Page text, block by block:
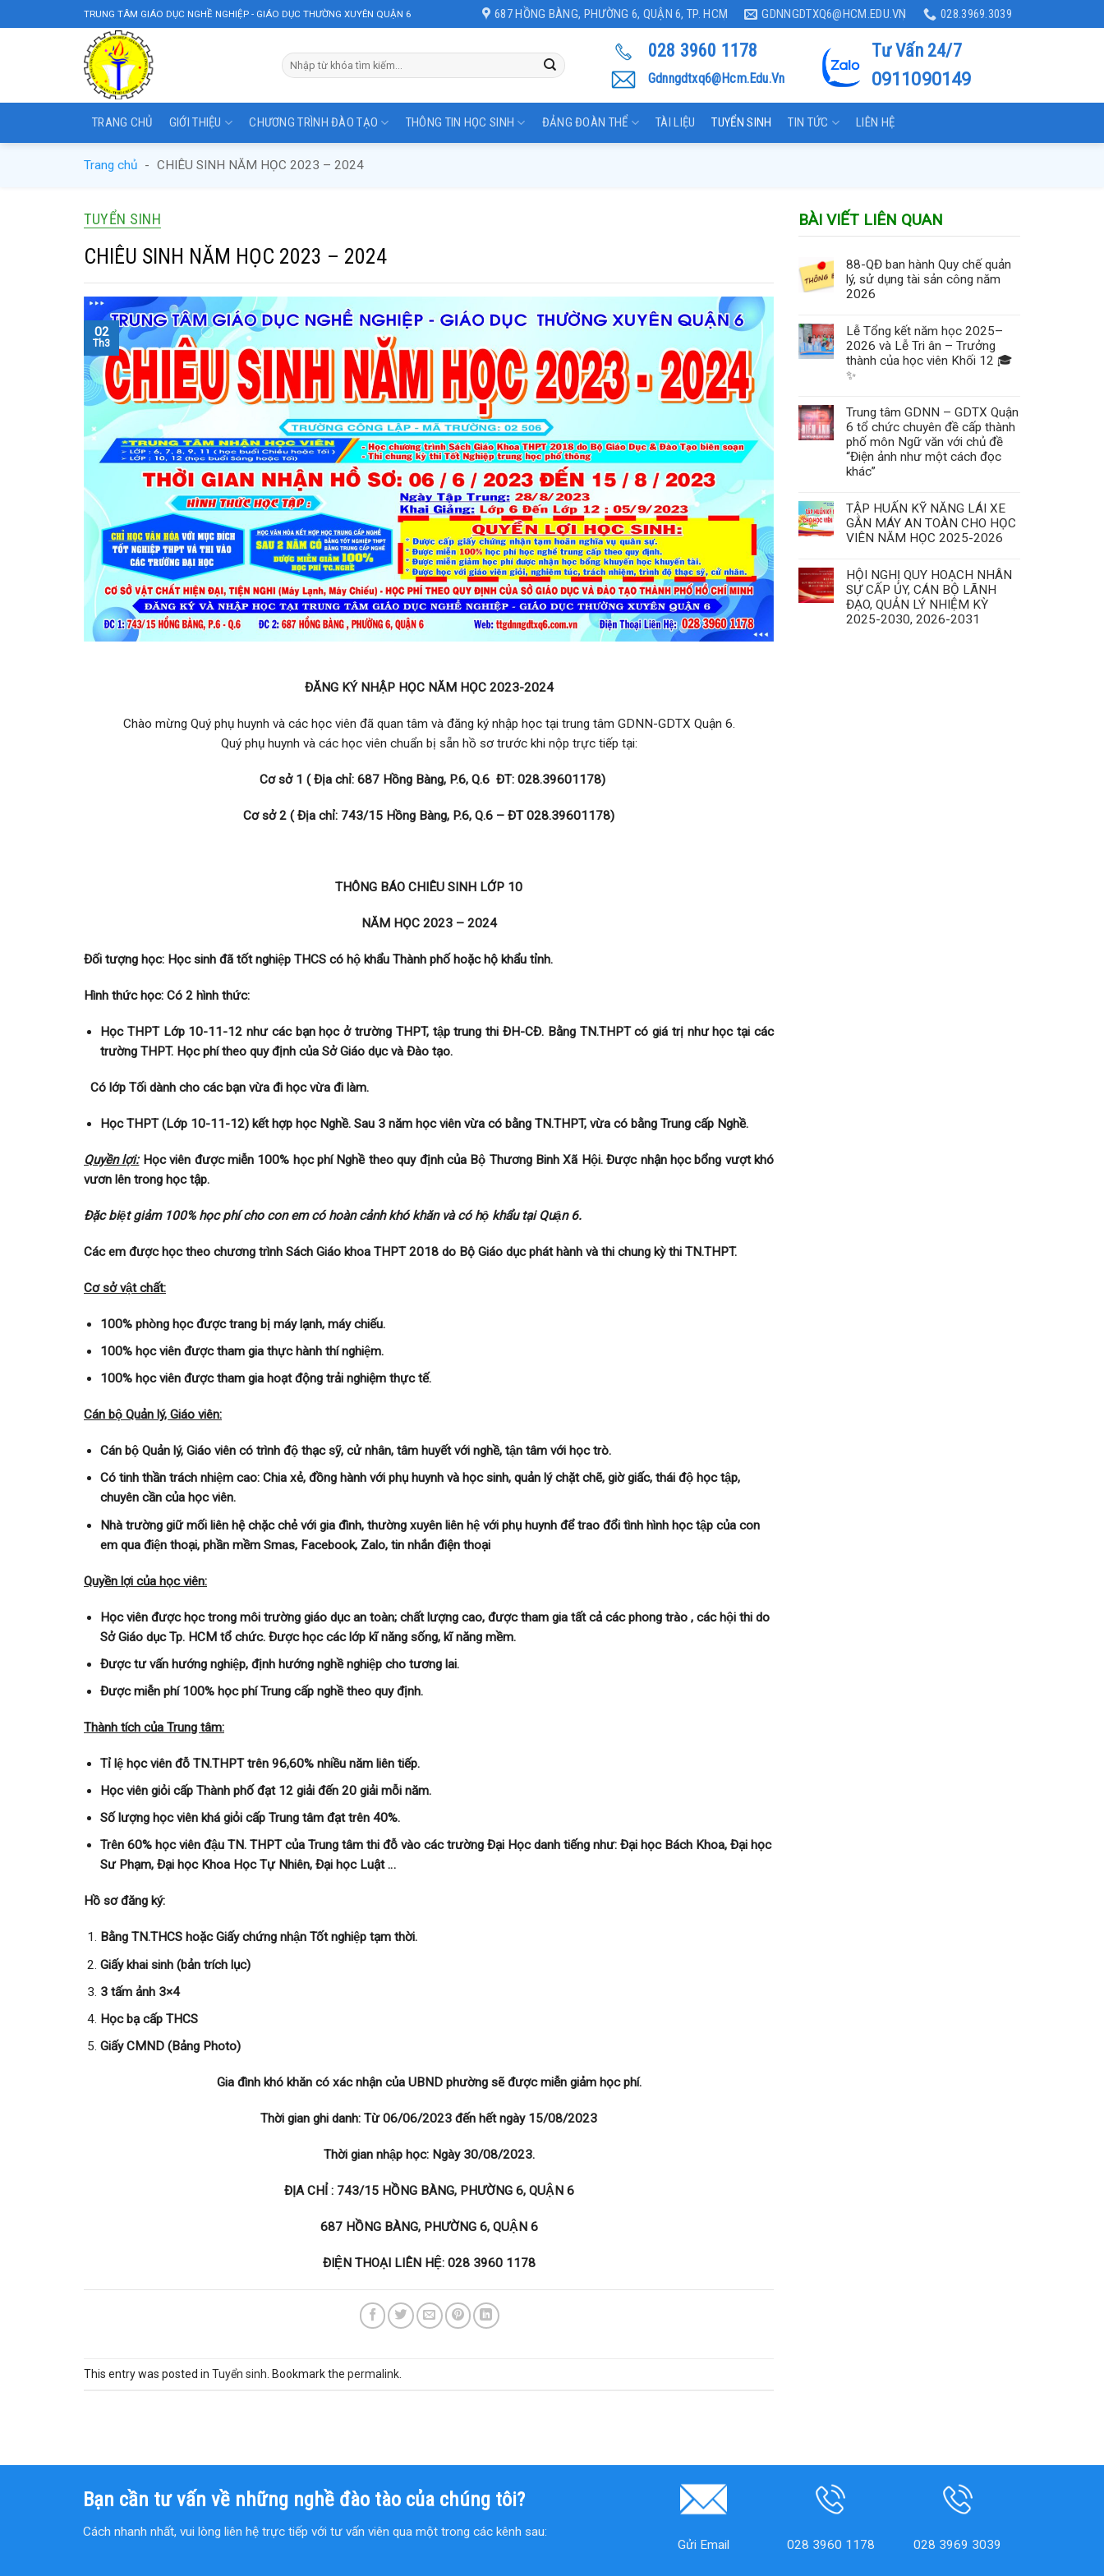
to
TRUNG TÂM GIÁO DỤC NGHỀ NGHIỆP - GIÁO DỤC THƯỜNG XUYÊN QUẬN 6 687 HỒNG BÀNG, PHƯỜNG 6, QUẬN 6, TP. HCM GDNNGDTXQ6@HCM.EDU.VN 028.3969.3039
028 3960 1178
Gdnngdtxq6@hcm.edu.vn
Tư Vấn 24/7
0911090149
TRANG CHỦ GIỚI THIỆU CHƯƠNG TRÌNH ĐÀO TẠO THÔNG TIN HỌC SINH ĐẢNG ĐOÀN THỂ TÀI LIỆU TUYỂN SINH TIN TỨC LIÊN HỆ
Trang chủ - CHIÊU SINH NĂM HỌC 2023 – 2024
TUYỂN SINH
CHIÊU SINH NĂM HỌC 2023 – 2024
02
Th3
ĐĂNG KÝ NHẬP HỌC NĂM HỌC 2023-2024
Chào mừng Quý phụ huynh và các học viên đã quan tâm và đăng ký nhập học tại trung tâm GDNN-GDTX Quận 6.
Quý phụ huynh và các học viên chuẩn bị sẵn hồ sơ trước khi nộp trực tiếp tại:
Cơ sở 1 ( Địa chỉ: 687 Hồng Bàng, P.6, Q.6 ĐT: 028.39601178)
Cơ sở 2 ( Địa chỉ: 743/15 Hồng Bàng, P.6, Q.6 – ĐT 028.39601178)
THÔNG BÁO CHIÊU SINH LỚP 10
NĂM HỌC 2023 – 2024
Đối tượng học: Học sinh đã tốt nghiệp THCS có hộ khẩu Thành phố hoặc hộ khẩu tỉnh.
Hình thức học: Có 2 hình thức:
Học THPT Lớp 10-11-12 như các bạn học ở trường THPT, tập trung thi ĐH-CĐ. Bằng TN.THPT có giá trị như học tại các
trường THPT. Học phí theo quy định của Sở Giáo dục và Đào tạo.
Có lớp Tối dành cho các bạn vừa đi học vừa đi làm.
Học THPT (Lớp 10-11-12) kết hợp học Nghề. Sau 3 năm học viên vừa có bằng TN.THPT, vừa có bằng Trung cấp Nghề.
Quyền lợi:Học viên được miễn 100% học phí Nghề theo quy định của Bộ Thương Binh Xã Hội. Được nhận học bổng vượt khó
vươn lên trong học tập.
Đặc biệt giảm 100% học phí cho con em có hoàn cảnh khó khăn và có hộ khẩu tại Quận 6.
Các em được học theo chương trình Sách Giáo khoa THPT 2018 do Bộ Giáo dục phát hành và thi chung kỳ thi TN.THPT.
Cơ sở vật chất:
100% phòng học được trang bị máy lạnh, máy chiếu.
100% học viên được tham gia thực hành thí nghiệm.
100% học viên được tham gia hoạt động trải nghiệm thực tế.
Cán bộ Quản lý, Giáo viên:
Cán bộ Quản lý, Giáo viên có trình độ thạc sỹ, cử nhân, tâm huyết với nghề, tận tâm với học trò.
Có tinh thần trách nhiệm cao: Chia xẻ, đồng hành với phụ huynh và học sinh, quản lý chặt chẽ, giờ giấc, thái độ học tập,
chuyên cần của học viên.
Nhà trường giữ mối liên hệ chặc chẻ với gia đình, thường xuyên liên hệ với phụ huynh để trao đổi tình hình học tập của con
em qua điện thoại, phần mềm Smas, Facebook, Zalo, tin nhắn điện thoại
Quyền lợi của học viên:
Học viên được học trong môi trường giáo dục an toàn; chất lượng cao, được tham gia tất cả các phong trào , các hội thi do
Sở Giáo dục Tp. HCM tổ chức. Được học các lớp kĩ năng sống, kĩ năng mềm.
Được tư vấn hướng nghiệp, định hướng nghề nghiệp cho tương lai.
Được miễn phí 100% học phí Trung cấp nghề theo quy định.
Thành tích của Trung tâm:
Tỉ lệ học viên đỗ TN.THPT trên 96,60% nhiều năm liên tiếp.
Học viên giỏi cấp Thành phố đạt 12 giải đến 20 giải mỗi năm.
Số lượng học viên khá giỏi cấp Trung tâm đạt trên 40%.
Trên 60% học viên đậu TN. THPT của Trung tâm thi đỗ vào các trường Đại Học danh tiếng như: Đại học Bách Khoa, Đại học
Sư Phạm, Đại học Khoa Học Tự Nhiên, Đại học Luật …
Hồ sơ đăng ký:
Bằng TN.THCS hoặc Giấy chứng nhận Tốt nghiệp tạm thời.
Giấy khai sinh (bản trích lục)
3 tấm ảnh 3×4
Học bạ cấp THCS
Giấy CMND (Bảng Photo)
Gia đình khó khăn có xác nhận của UBND phường sẽ được miễn giảm học phí.
Thời gian ghi danh: Từ 06/06/2023 đến hết ngày 15/08/2023
Thời gian nhập học: Ngày 30/08/2023.
ĐỊA CHỈ : 743/15 HỒNG BÀNG, PHƯỜNG 6, QUẬN 6
687 HỒNG BÀNG, PHƯỜNG 6, QUẬN 6
ĐIỆN THOẠI LIÊN HỆ: 028 3960 1178
This entry was posted in Tuyển sinh . Bookmark the permalink
BÀI VIẾT LIÊN QUAN
88-QĐ ban hành Quy chế quản
lý, sử dụng tài sản công năm
2026
Lễ Tổng kết năm học 2025–
2026 và Lễ Tri ân – Trưởng
thành của học viên Khối 12 🎓
✨
Trung tâm GDNN – GDTX Quận
6 tổ chức chuyên đề cấp thành
phố môn Ngữ văn với chủ đề
“Điện ảnh như một cách đọc
khác”
TẬP HUẤN KỸ NĂNG LÁI XE
GẮN MÁY AN TOÀN CHO HỌC
VIÊN NĂM HỌC 2025-2026
HỘI NGHỊ QUY HOẠCH NHÂN
SỰ CẤP ỦY, CÁN BỘ LÃNH
ĐẠO, QUẢN LÝ NHIỆM KỲ
2025-2030, 2026-2031
Bạn cần tư vấn về những nghề đào tào của chúng tôi?
Cách nhanh nhất, vui lòng liên hệ trực tiếp với tư vấn viên qua một trong các kênh sau:
Gửi Email
028 3960 1178 028 3969 3039